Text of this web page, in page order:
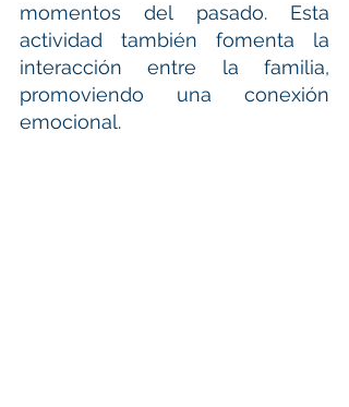
momentos del pasado. Esta
actividad también fomenta la
interacción entre la familia,
promoviendo una conexión
emocional.